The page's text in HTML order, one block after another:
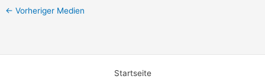
← Vorheriger Medien
Startseite